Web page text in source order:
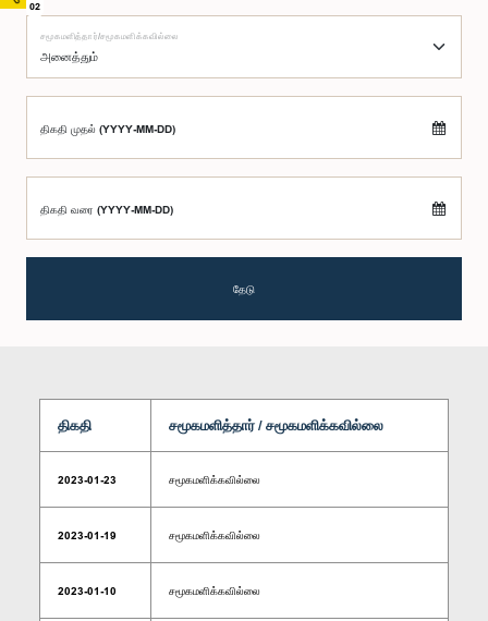
02
சமூகமளித்தார்/சமூகமளிக்கவில்லை
திகதி முதல் (YYYY-MM-DD)
திகதி வரை (YYYY-MM-DD)
தேடு
திகதி சமூகமளித்தார் / சமூகமளிக்கவில்லை
2023-01-23 சமூகமளிக்கவில்லை
2023-01-19 சமூகமளிக்கவில்லை
2023-01-10 சமூகமளிக்கவில்லை